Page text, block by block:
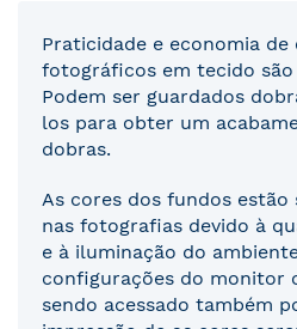
Praticidade e economia de
fotográficos em tecido
Podem ser guardados
los para obter um
dobras.
As cores dos fundos estão
nas fotografias devido à
e à iluminação do
configurações do monitor
sendo acessado também